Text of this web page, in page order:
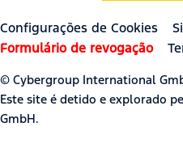
Configurações de Cookies
Formulário de revogação
© Cybergroup International
Este site é detido e explorado
GmbH.